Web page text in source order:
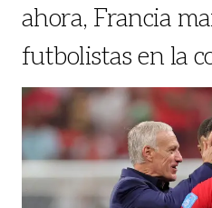
ahora, Francia
futbolistas en la